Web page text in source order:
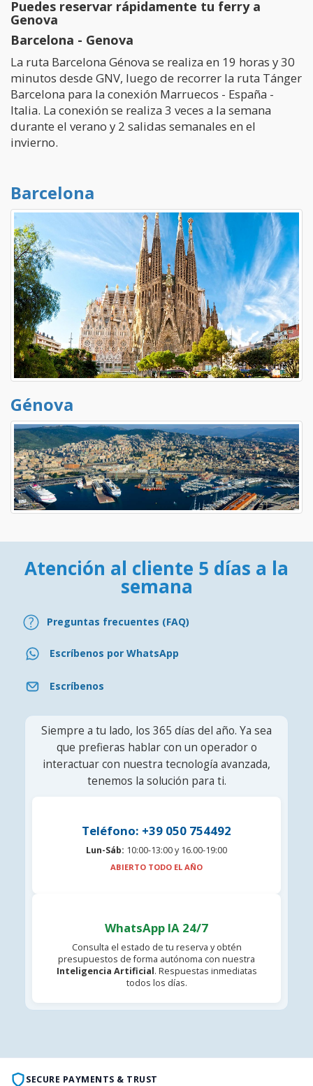
Puedes reservar rápidamente tu ferry a
Genova
Barcelona - Genova
La ruta Barcelona Génova se realiza en 19 horas y 30
minutos desde GNV, luego de recorrer la ruta Tánger
Barcelona para la conexión Marruecos - España -
Italia. La conexión se realiza 3 veces a la semana
durante el verano y 2 salidas semanales en el
invierno.
Barcelona
Génova
Atención al cliente 5 días a la
semana
Preguntas frecuentes (FAQ)
Escríbenos por WhatsApp
Escríbenos
Siempre a tu lado, los 365 días del año. Ya sea
que prefieras hablar con un operador o
interactuar con nuestra tecnología avanzada,
tenemos la solución para ti.
Teléfono: +39 050 754492
Lun-Sáb: 10:00-13:00 y 16.00-19:00
ABIERTO TODO EL AÑO
WhatsApp IA 24/7
Consulta el estado de tu reserva y obtén
presupuestos de forma autónoma con nuestra
Inteligencia Artificial. Respuestas inmediatas
todos los días.
SECURE PAYMENTS & TRUST